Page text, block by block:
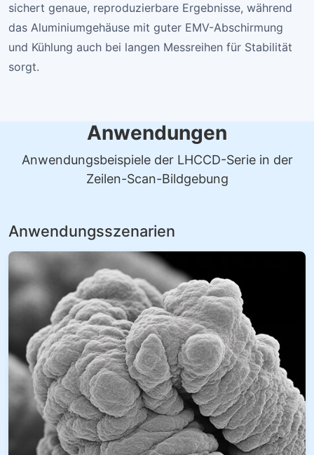
sichert genaue, reproduzierbare Ergebnisse, während
das Aluminiumgehäuse mit guter EMV-Abschirmung
und Kühlung auch bei langen Messreihen für Stabilität
sorgt.
Anwendungen
Anwendungsbeispiele der LHCCD-Serie in der
Zeilen-Scan-Bildgebung
Anwendungsszenarien